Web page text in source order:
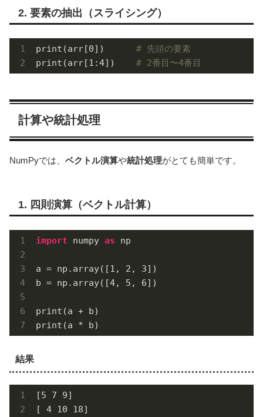
2. 要素の抽出（スライシング）
print(arr[0]) # 先頭の要素
print(arr[1 :4]) # 2番目〜4番目
計算や統計処理
NumPyでは、 ベクトル演算や統計処理がとても簡単です。
1. 四則演算（ベクトル計算）
import numpy as np
a = np.array([1 , 2 , 3])
b = np.array([4, 5 , 6])
print(a + b)
print(a * b)
結果
[5 7 9]
[ 4 10 18]